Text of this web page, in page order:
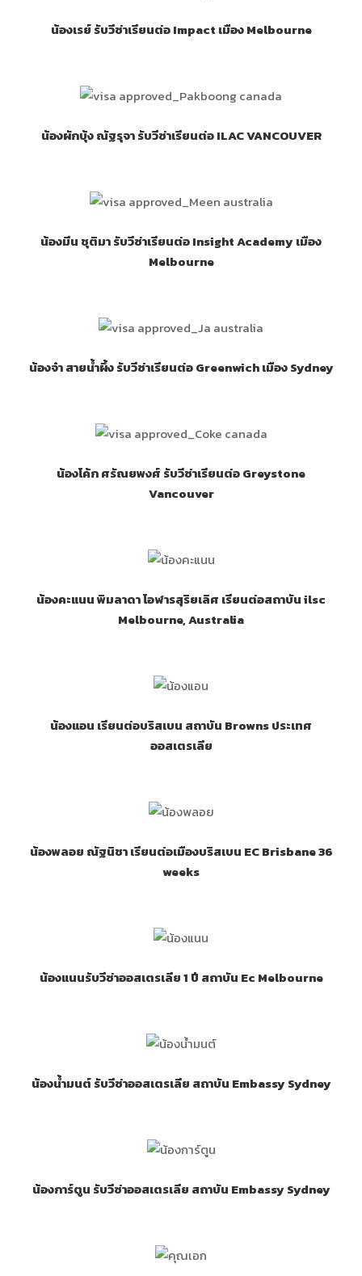
น้องเรย์ รับวีซ่าเรียนต่อ Impact เมือง Melbourne
น้องผักบุ้ง ณัฐรุจา รับวีซ่าเรียนต่อ ILAC VANCOUVER
น้องมีน ชุติมา รับวีซ่าเรียนต่อ Insight Academy เมือง
Melbourne
น้องจ๋า สายน้ำผึ้ง รับวีซ่าเรียนต่อ Greenwich เมือง Sydney
น้องโค้ก ศรัณยพงศ์ รับวีซ่าเรียนต่อ Greystone
Vancouver
น้องคะแนน พิมลาดา โอฬารสุริยเลิศ เรียนต่อสถาบัน ilsc
Melbourne, Australia
น้องแอน เรียนต่อบริสเบน สถาบัน Browns ประเทศ
ออสเตรเลีย
น้องพลอย ณัฐนิชา เรียนต่อเมืองบริสเบน EC Brisbane 36
weeks
น้องแนนรับวีซ่าออสเตรเลีย 1 ปี สถาบัน Ec Melbourne
น้องน้ำมนต์ รับวีซ่าออสเตรเลีย สถาบัน Embassy Sydney
น้องการ์ตูน รับวีซ่าออสเตรเลีย สถาบัน Embassy Sydney